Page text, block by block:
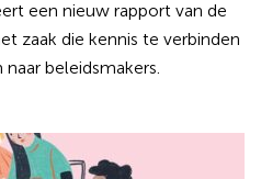
een nieuw rapport van de
zaak die kennis te verbinden
beleidsmakers.